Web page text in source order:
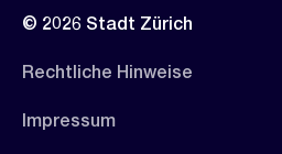
© 2026 Stadt Zürich
Rechtliche Hinweise
Impressum